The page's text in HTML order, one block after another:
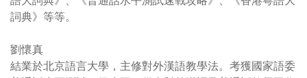
詞典》等等。
劉懷真
結業於北京語言大學，主修對外漢語教學法。考獲國家語委